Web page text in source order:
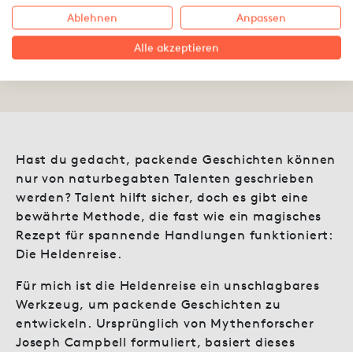
Geschichten
Hast du gedacht, packende Geschichten können
nur von naturbegabten Talenten geschrieben
werden? Talent hilft sicher, doch es gibt eine
bewährte Methode, die fast wie ein magisches
Rezept für spannende Handlungen funktioniert:
Die Heldenreise.
Für mich ist die Heldenreise ein unschlagbares
Werkzeug, um packende Geschichten zu
entwickeln. Ursprünglich von Mythenforscher
Joseph Campbell formuliert, basiert dieses
Ablehnen Anpassen
Alle akzeptieren